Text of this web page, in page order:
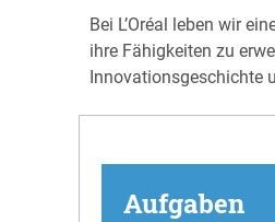
Bei L’Oréal leben wir
ihre Fähigkeiten zu
Innovationsgeschichte
Aufgaben